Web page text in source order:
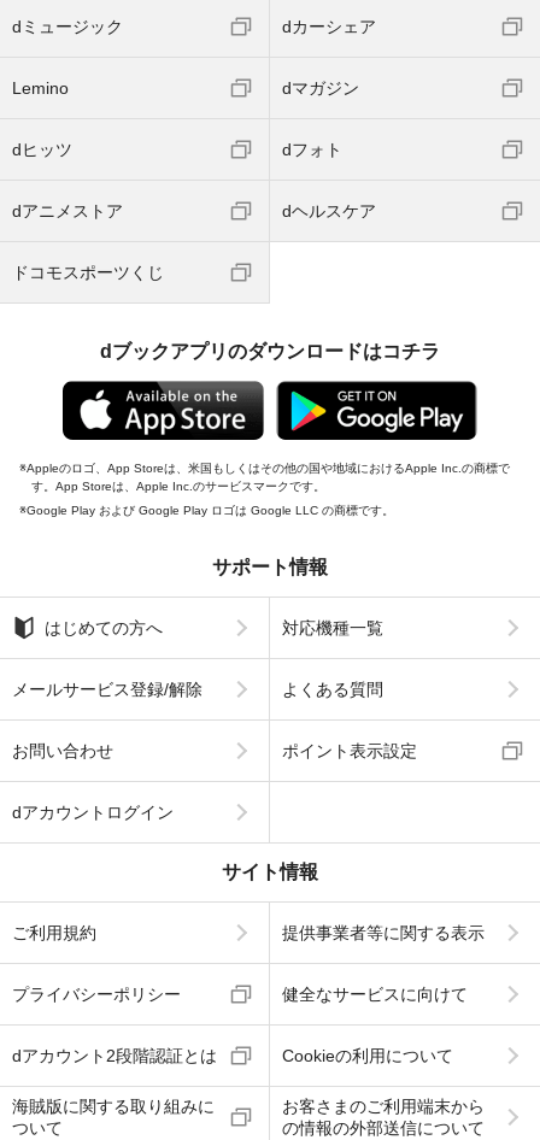
dミュージック dカーシェア
Lemino dマガジン
dヒッツ dフォト
dアニメストア dヘルスケア
ドコモスポーツくじ
dブックアプリのダウンロードはコチラ
Appleのロゴ、App Storeは、米国もしくはその他の国や地域におけるApple Inc.の商標で
す。App Storeは、Apple Inc.のサービスマークです。
Google Play および Google Play ロゴは Google LLC の商標です。
サポート情報
はじめての方へ 対応機種一覧
メールサービス登録/解除 よくある質問
お問い合わせ ポイント表示設定
dアカウントログイン
サイト情報
ご利用規約 提供事業者等に関する表示
プライバシーポリシー 健全なサービスに向けて
dアカウント2段階認証とは Cookieの利用について
海賊版に関する取り組みに
ついて
お客さまのご利用端末から
の情報の外部送信について